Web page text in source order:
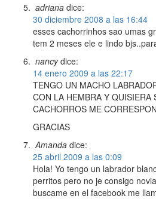
adriana dice:
30 diciembre 2008 a las 16:44
esses cachorrinhos sao umas
tem 2 meses ele e lindo
nancy dice:
14 enero 2009 a las 22:17
TENGO UN MACHO
CON LA HEMBRA Y QUISIERA
CACHORROS ME
GRACIAS
Amanda dice:
25 abril 2009 a las 0:09
Hola! Yo tengo un labrador
perritos pero no je consigo
buscame en el facebook me